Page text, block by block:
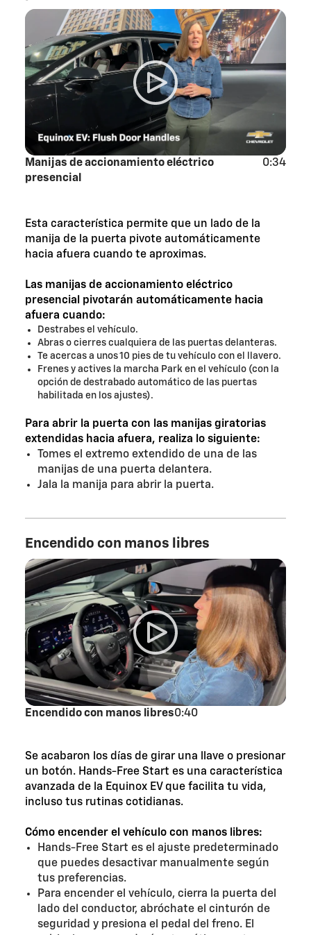
Manijas de accionamiento eléctrico
presencial
0:34
Esta característica permite que un lado de la
manija de la puerta pivote automáticamente
hacia afuera cuando te aproximas.
Las manijas de accionamiento eléctrico
presencial pivotarán automáticamente hacia
afuera cuando:
Destrabes el vehículo.
Abras o cierres cualquiera de las puertas delanteras.
Te acercas a unos 10 pies de tu vehículo con el llavero.
Frenes y actives la marcha Park en el vehículo (con la
opción de destrabado automático de las puertas
habilitada en los ajustes).
Para abrir la puerta con las manijas giratorias
extendidas hacia afuera, realiza lo siguiente:
Tomes el extremo extendido de una de las
manijas de una puerta delantera.
Jala la manija para abrir la puerta.
Encendido con manos libres
Encendido con manos libres0:40
Se acabaron los días de girar una llave o presionar
un botón. Hands-Free Start es una característica
avanzada de la Equinox EV que facilita tu vida,
incluso tus rutinas cotidianas.
Cómo encender el vehículo con manos libres:
Hands-Free Start es el ajuste predeterminado
que puedes desactivar manualmente según
tus preferencias.
Para encender el vehículo, cierra la puerta del
lado del conductor, abróchate el cinturón de
seguridad y presiona el pedal del freno. El